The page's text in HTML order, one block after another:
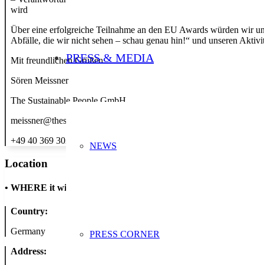
PRESS & MEDIA
NEWS
PRESS CORNER
wird
Über eine erfolgreiche Teilnahme an den EU Awards würden wir
Abfälle, die wir nicht sehen – schau genau hin!“ und unseren
Mit freundlichen Grüßen
Sören Meissner
The Sustainable People GmbH
meissner@thesustainablepeople.com
+49 40 369 302 55
Location
• WHERE it will take place
Country:
Germany
Address: